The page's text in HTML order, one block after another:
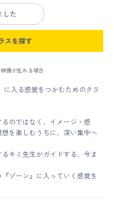
の同意書
表示
した
スを探す
像が乱れる場合
入る感覚をつかむためのクラ
のではなく、イメージ・感
を楽しむうちに、深い集中へ
キミ先生がガイドする、今ま
ゾーン』に入っていく感覚を